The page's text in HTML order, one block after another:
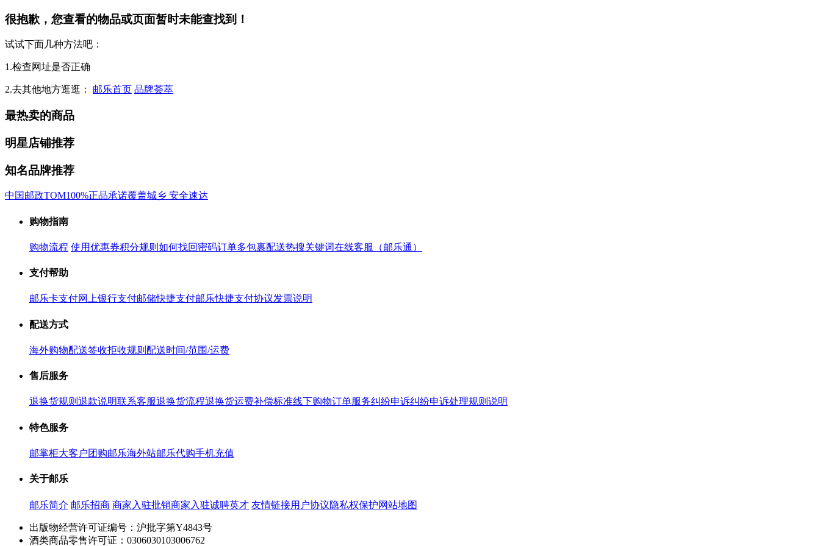
很抱歉，您查看的物品或页面暂时未能查找到！
试试下面几种方法吧：
1.检查网址是否正确
2.去其他地方逛逛： 邮乐首页 品牌荟萃
最热卖的商品
明星店铺推荐
知名品牌推荐
中国邮政TOM100%正品承诺覆盖城乡 安全速达
购物指南
购物流程 使用优惠券积分规则 如何找回密码订单多包裹配送热搜关键词在线客服（邮乐通）
支付帮助
邮乐卡支付网上银行支付邮储快捷支付邮乐快捷支付协议发票说明
配送方式
海外购物配送签收拒收规则 配送时间/范围/运费
售后服务
退换货规则 退款说明联系客服退换货流程退换货运费补偿标准线下购物订单服务纠纷申诉纠纷申诉处理规则说明
特色服务
邮掌柜大客户团购邮乐海外站邮乐代购手机充值
关于邮乐
邮乐简介 邮乐招商 商家入驻批销商家入驻诚聘英才 友情链接用户协议隐私权保护网站地图
出版物经营许可证编号：沪批字第Y4843号
酒类商品零售许可证：0306030103006762